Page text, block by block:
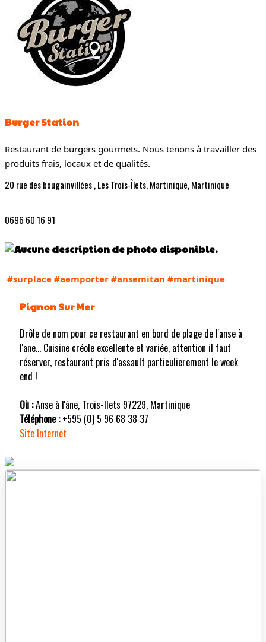
Burger Station
Restaurant de burgers gourmets. Nous tenons à travailler des
produits frais, locaux et de qualités.
20 rue des bougainvillées , Les Trois-Îlets, Martinique, Martinique
0696 60 16 91
#surplace #aemporter #ansemitan #martinique
Pignon Sur Mer
Drôle de nom pour ce restaurant en bord de plage de l'anse à
l'ane... Cuisine créole excellente et variée, attention il faut
réserver, restaurant pris d'assault particulierement le week
end !
Où :Anse à l'âne, Trois-Ilets 97229, Martinique
Téléphone :+595 (0) 5 96 68 38 37
Site Internet